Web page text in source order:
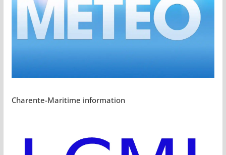
Charente-Maritime information